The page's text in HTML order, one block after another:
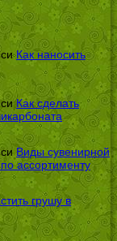
Как наносить
Как сделать
Виды сувенирной
ассортименту
грушу в